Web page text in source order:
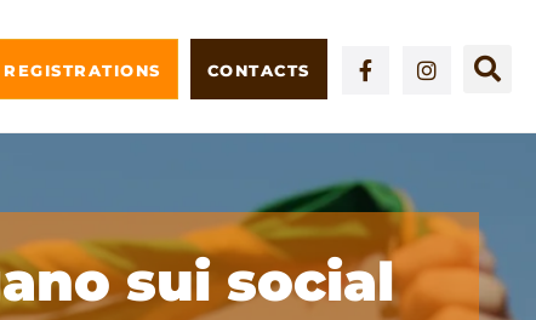
REGISTRATIONS CONTACTS
sui social